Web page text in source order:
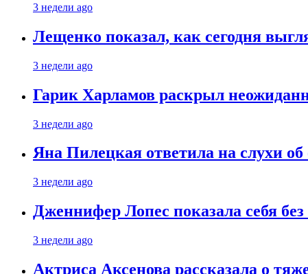
3 недели ago
Лещенко показал, как сегодня
3 недели ago
Гарик Харламов раскрыл
3 недели ago
Яна Пилецкая ответила на слухи
3 недели ago
Дженнифер Лопес показала себя
3 недели ago
Актриса Аксенова рассказала о